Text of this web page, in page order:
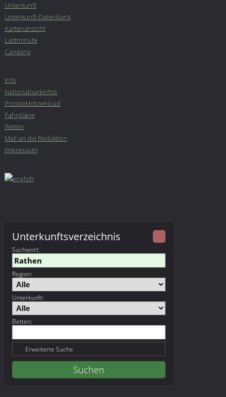
Unterkunft
Unterkunft-Datenbank
Kartenansicht
Lastminute
Camping
Info
Nationalparkinfos
Prospektdownload
Fahrpläne
Wetter
Mail an die Redaktion
Impressum
Unterkunftsverzeichnis
Suchwort:
Region:
Unterkunft:
Betten:
Erweiterte Suche